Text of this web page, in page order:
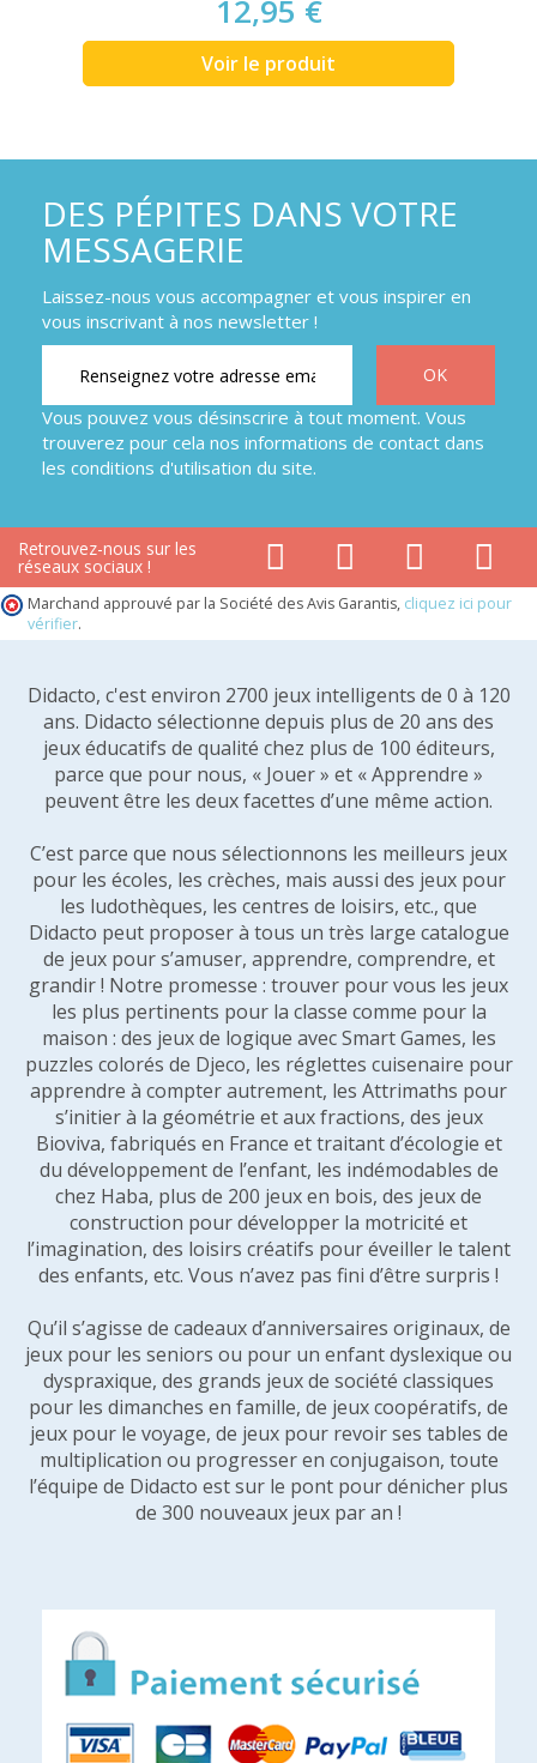
12,95 €
Voir le produit
DES PÉPITES DANS VOTRE
MESSAGERIE
Laissez-nous vous accompagner et vous inspirer en
vous inscrivant à nos newsletter !
Vous pouvez vous désinscrire à tout moment. Vous
trouverez pour cela nos informations de contact dans
les conditions d'utilisation du site.
Retrouvez-nous sur les
réseaux sociaux !
Marchand approuvé par la Société des Avis Garantis, cliquez ici pour
vérifier.
Didacto, c'est environ 2700 jeux intelligents de 0 à 120
ans. Didacto sélectionne depuis plus de 20 ans des
jeux éducatifs de qualité chez plus de 100 éditeurs,
parce que pour nous, « Jouer » et « Apprendre »
peuvent être les deux facettes d’une même action.
C’est parce que nous sélectionnons les meilleurs jeux
pour les écoles, les crèches, mais aussi des jeux pour
les ludothèques, les centres de loisirs, etc., que
Didacto peut proposer à tous un très large catalogue
de jeux pour s’amuser, apprendre, comprendre, et
grandir ! Notre promesse : trouver pour vous les jeux
les plus pertinents pour la classe comme pour la
maison : des jeux de logique avec Smart Games, les
puzzles colorés de Djeco, les réglettes cuisenaire pour
apprendre à compter autrement, les Attrimaths pour
s’initier à la géométrie et aux fractions, des jeux
Bioviva, fabriqués en France et traitant d’écologie et
du développement de l’enfant, les indémodables de
chez Haba, plus de 200 jeux en bois, des jeux de
construction pour développer la motricité et
l’imagination, des loisirs créatifs pour éveiller le talent
des enfants, etc. Vous n’avez pas fini d’être surpris !
Qu’il s’agisse de cadeaux d’anniversaires originaux, de
jeux pour les seniors ou pour un enfant dyslexique ou
dyspraxique, des grands jeux de société classiques
pour les dimanches en famille, de jeux coopératifs, de
jeux pour le voyage, de jeux pour revoir ses tables de
multiplication ou progresser en conjugaison, toute
l’équipe de Didacto est sur le pont pour dénicher plus
de 300 nouveaux jeux par an !